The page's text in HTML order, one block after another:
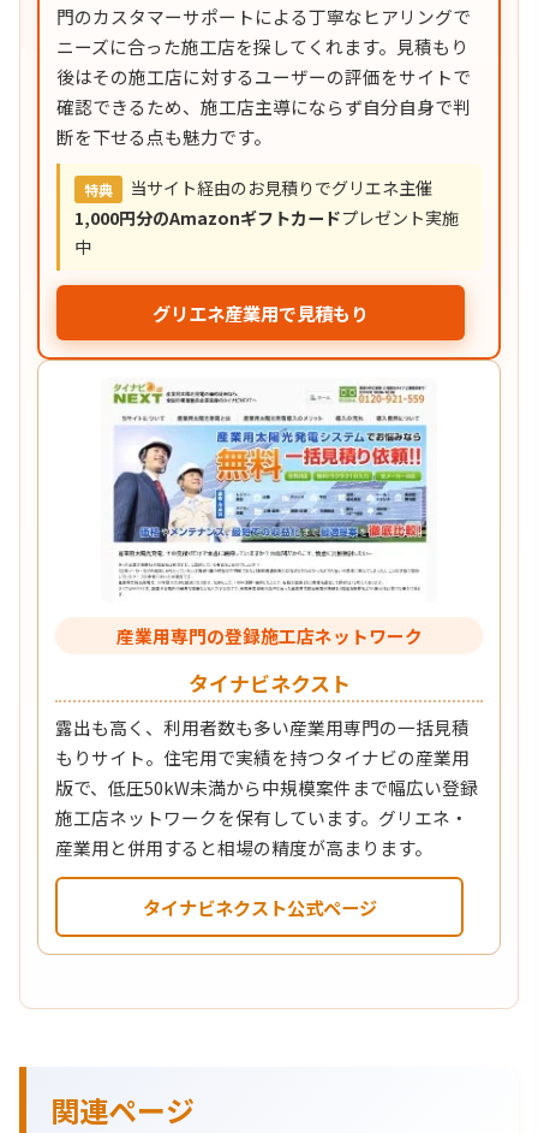
門のカスタマーサポートによる丁寧なヒアリングで
ニーズに合った施工店を探してくれます。見積もり
後はその施工店に対するユーザーの評価をサイトで
確認できるため、施工店主導にならず自分自身で判
断を下せる点も魅力です。
特典
当サイト経由のお見積りでグリエネ主催
1,000円分のAmazonギフトカードプレゼント実施
中
グリエネ産業用で見積もり
産業用専門の登録施工店ネットワーク
タイナビネクスト
露出も高く、利用者数も多い産業用専門の一括見積
もりサイト。住宅用で実績を持つタイナビの産業用
版で、低圧50kW未満から中規模案件まで幅広い登録
施工店ネットワークを保有しています。グリエネ・
産業用と併用すると相場の精度が高まります。
タイナビネクスト公式ページ
関連ページ